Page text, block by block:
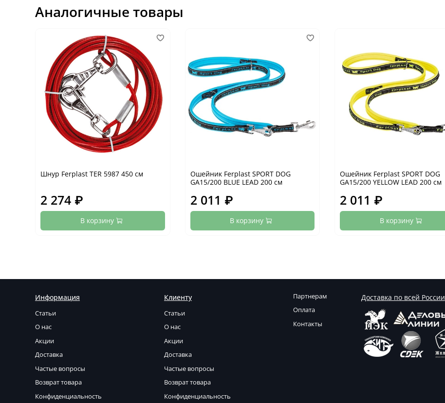
Аналогичные товары
Шнур Ferplast TER 5987 450 см
2 274 ₽
В корзину
Ошейник Ferplast SPORT DOG
GA15/200 BLUE LEAD 200 см
2 011 ₽
В корзину
Ошейник Ferplast SPORT DOG
GA15/200 YELLOW LEAD 200 см
2 011 ₽
В корзину
Информация
Статьи
О нас
Акции
Доставка
Частые вопросы
Возврат товара
Конфиденциальность
Клиенту
Статьи
О нас
Акции
Доставка
Частые вопросы
Возврат товара
Конфиденциальность
Партнерам
Оплата
Контакты
Доставка по всей России